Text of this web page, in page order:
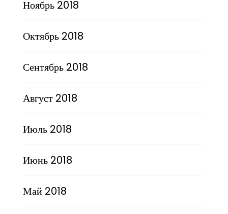
Ноябрь 2018
Октябрь 2018
Сентябрь 2018
Август 2018
Июль 2018
Июнь 2018
Май 2018